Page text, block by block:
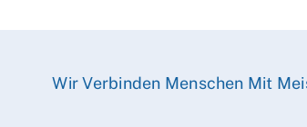
Wir Verbinden Menschen Mit